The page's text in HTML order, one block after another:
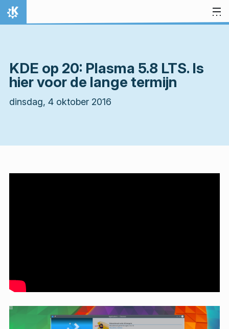
Spring naar inhoud
Thuis
KDE op 20: Plasma 5.8 LTS. Is
hier voor de lange termijn
dinsdag, 4 oktober 2016